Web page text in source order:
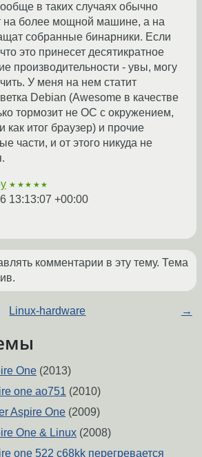
в таких случаях обычно
на более мощной машине, а на
собранные бинарники. Если
это принесет десятикратное
производительности - увы, могу
У меня на нем статит
Debian (Awesome в качестве
тормозит не ОС с окружением,
как итог браузер) и прочие
части, и от этого никуда не
★★★★★
13:13:07 +00:00
комментарии в эту тему. Тема
Linux-hardware →
One (2013)
one ao751 (2010)
Aspire One (2009)
One & Linux (2008)
one 522 c68kk перегревается